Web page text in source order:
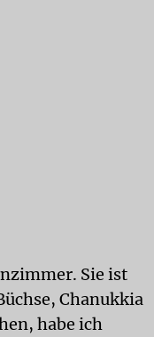
Sie ist
Chanukkia
habe ich